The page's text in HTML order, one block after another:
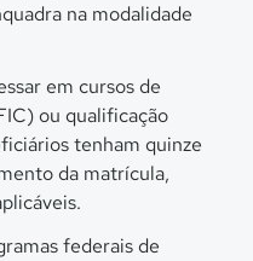
na modalidade
em cursos de
ou qualificação
tenham quinze
da matrícula,
federais de